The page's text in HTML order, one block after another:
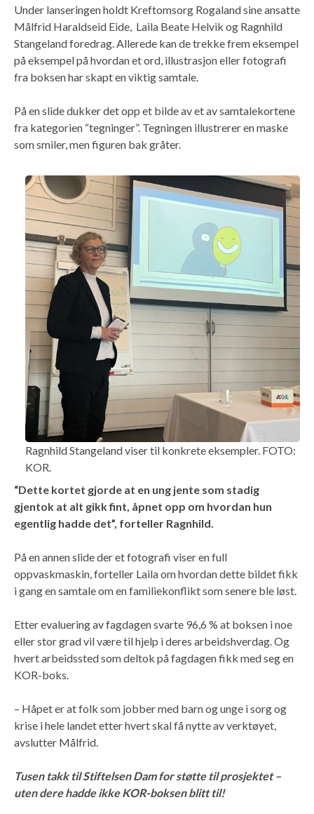
Under lanseringen holdt Kreftomsorg Rogaland sine ansatte
Målfrid Haraldseid Eide, Laila Beate Helvik og Ragnhild
Stangeland foredrag. Allerede kan de trekke frem eksempel
på eksempel på hvordan et ord, illustrasjon eller fotografi
fra boksen har skapt en viktig samtale.
På en slide dukker det opp et bilde av et av samtalekortene
fra kategorien “tegninger”. Tegningen illustrerer en maske
som smiler, men figuren bak gråter.
Ragnhild Stangeland viser til konkrete eksempler. FOTO:
KOR.
“Dette kortet gjorde at en ung jente som stadig
gjentok at alt gikk fint, åpnet opp om hvordan hun
egentlig hadde det”, forteller Ragnhild.
På en annen slide der et fotografi viser en full
oppvaskmaskin, forteller Laila om hvordan dette bildet fikk
i gang en samtale om en familiekonflikt som senere ble løst.
Etter evaluering av fagdagen svarte 96,6 % at boksen i noe
eller stor grad vil være til hjelp i deres arbeidshverdag. Og
hvert arbeidssted som deltok på fagdagen fikk med seg en
KOR-boks.
– Håpet er at folk som jobber med barn og unge i sorg og
krise i hele landet etter hvert skal få nytte av verktøyet,
avslutter Målfrid.
Tusen takk til Stiftelsen Dam for støtte til prosjektet –
uten dere hadde ikke KOR-boksen blitt til!